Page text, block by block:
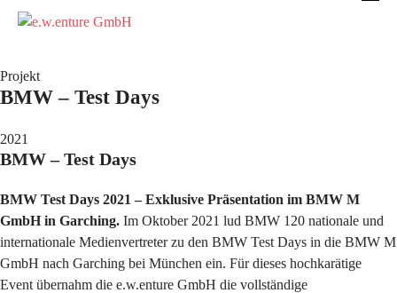
Projekt
BMW – Test Days
2021
BMW – Test Days
BMW Test Days 2021 – Exklusive Präsentation im BMW M
GmbH in Garching. Im Oktober 2021 lud BMW 120 nationale und
internationale Medienvertreter zu den BMW Test Days in die BMW M
GmbH nach Garching bei München ein. Für dieses hochkarätige
Event übernahm die e.w.enture GmbH die vollständige